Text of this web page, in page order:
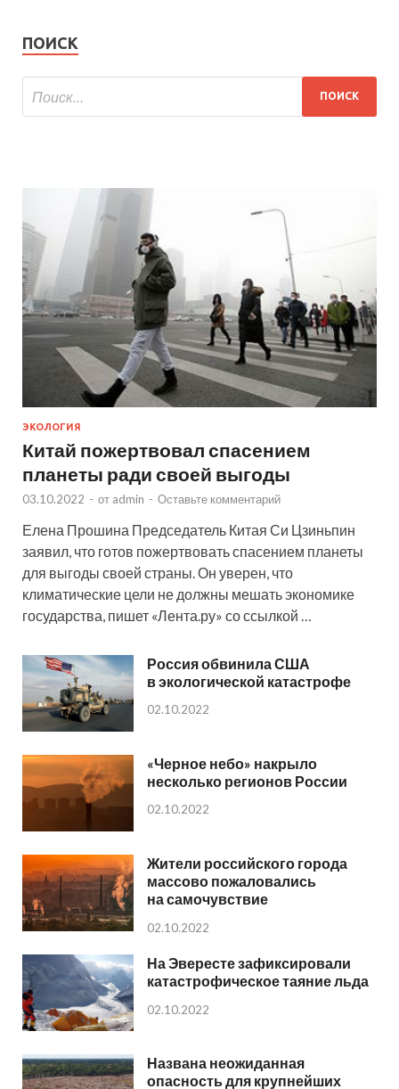
ПОИСК
ЭКОЛОГИЯ
Китай пожертвовал спасением
планеты ради своей выгоды
03.10.2022 - от admin - Оставьте комментарий
Елена Прошина Председатель Китая Си Цзиньпин
заявил, что готов пожертвовать спасением планеты
для выгоды своей страны. Он уверен, что
климатические цели не должны мешать экономике
государства, пишет «Лента.ру» со ссылкой …
Россия обвинила США
в экологической катастрофе
02.10.2022
«Черное небо» накрыло
несколько регионов России
02.10.2022
Жители российского города
массово пожаловались
на самочувствие
02.10.2022
На Эвересте зафиксировали
катастрофическое таяние льда
02.10.2022
Названа неожиданная
опасность для крупнейших